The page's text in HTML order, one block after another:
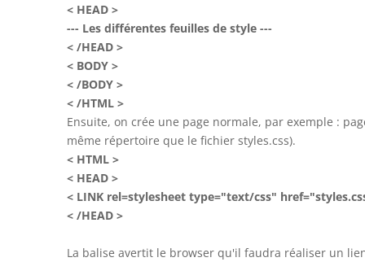
< HEAD >
--- Les différentes feuilles de style ---
< /HEAD >
< BODY >
< /BODY >
< /HTML >
Ensuite, on crée une page normale, par exemple :
même répertoire que le fichier styles.css).
< HTML >
< HEAD >
< LINK rel=stylesheet type="text/css"
< /HEAD >
La balise avertit le browser qu'il faudra réaliser un